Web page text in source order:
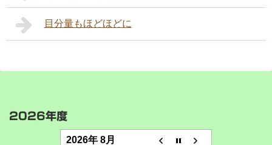
目分量もほどほどに
2026年度
2026年 8月